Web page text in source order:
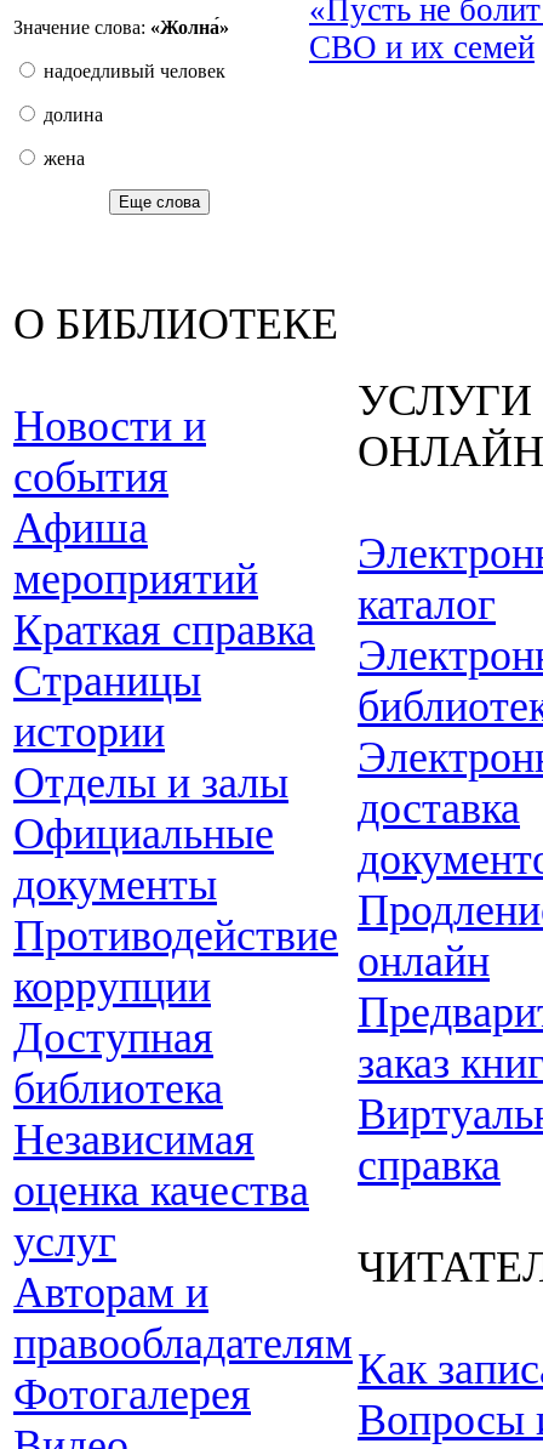
Значение слова: «Жолна́»
надоедливый человек
долина
жена
Еще слова
«Пусть не
СВО и их семей
О БИБЛИОТЕКЕ
Новости и
события
Афиша
мероприятий
Краткая справка
Страницы
истории
Отделы и залы
Официальные
документы
Противодействие
коррупции
Доступная
библиотека
Независимая
оценка качества
услуг
Авторам и
правообладателям
Фотогалерея
УСЛУГИ
ОНЛАЙН
каталог
доставка
онлайн
заказ
справка
Как
Вопросы